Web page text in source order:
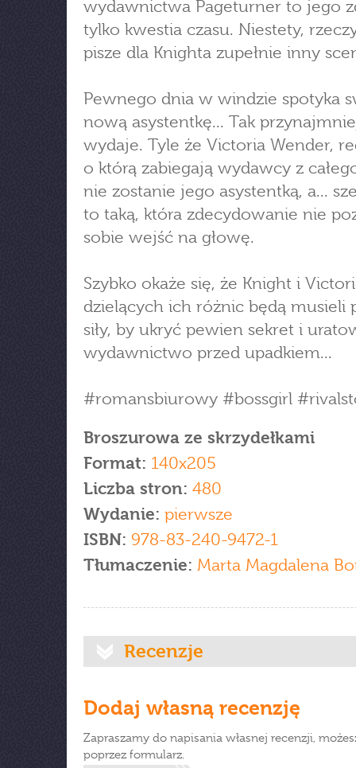
wydawnictwa Pageturner to jego
tylko kwestia czasu. Niestety,
pisze dla Knighta zupełnie inny
Pewnego dnia w windzie spotyka
nową asystentkę... Tak
wydaje. Tyle że Victoria Wender,
o którą zabiegają wydawcy z
nie zostanie jego asystentką, a...
to taką, która zdecydowanie nie
sobie wejść na głowę.
Szybko okaże się, że Knight i
dzielących ich różnic będą musieli
siły, by ukryć pewien sekret i
wydawnictwo przed upadkiem...
#romansbiurowy #bossgirl
Broszurowa ze skrzydełkami
Format: 140x205
Liczba stron: 480
Wydanie: pierwsze
ISBN: 978-83-240-9472-1
Tłumaczenie: Marta Magdalena
Recenzje
Dodaj własną recenzję
Zapraszamy do napisania własnej recenzji,
poprzez formularz.